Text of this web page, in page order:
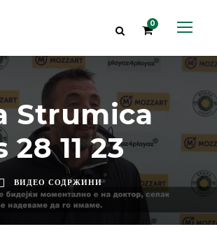
0
Strumica
28 11 23
ВИДЕО СОДРЖИНИ